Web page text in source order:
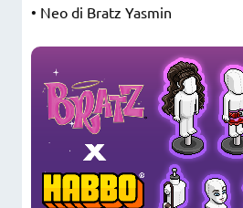
• Neo di Bratz Yasmin